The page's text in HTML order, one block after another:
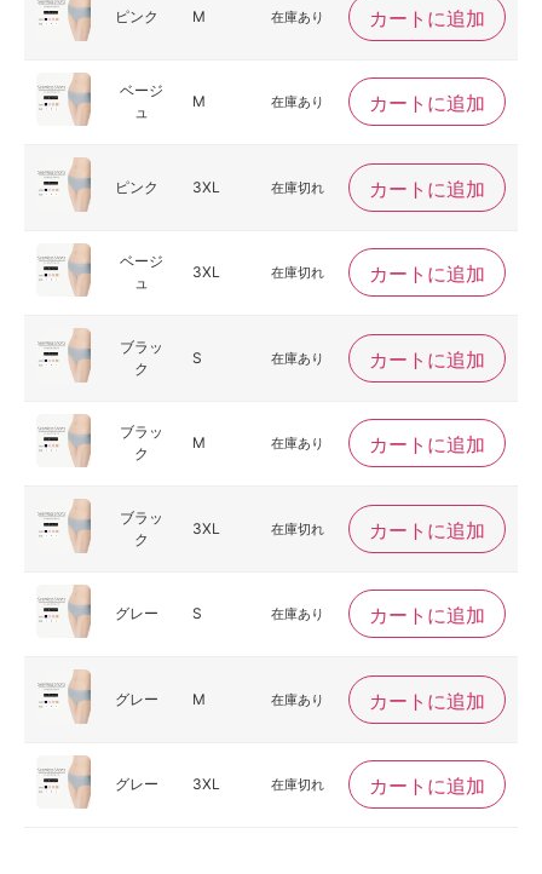
ピンク M 在庫あり カートに追加
ベージ
ュ
M 在庫あり カートに追加
ピンク 3XL 在庫切れ カートに追加
ベージ
ュ
3XL 在庫切れ カートに追加
ブラッ
ク
S 在庫あり カートに追加
ブラッ
ク
M 在庫あり カートに追加
ブラッ
ク
3XL 在庫切れ カートに追加
グレー S 在庫あり カートに追加
グレー M 在庫あり カートに追加
グレー 3XL 在庫切れ カートに追加